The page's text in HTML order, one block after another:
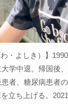
・よしき）】
学中退。帰国後
者、糖尿病患者
立ち上げる。